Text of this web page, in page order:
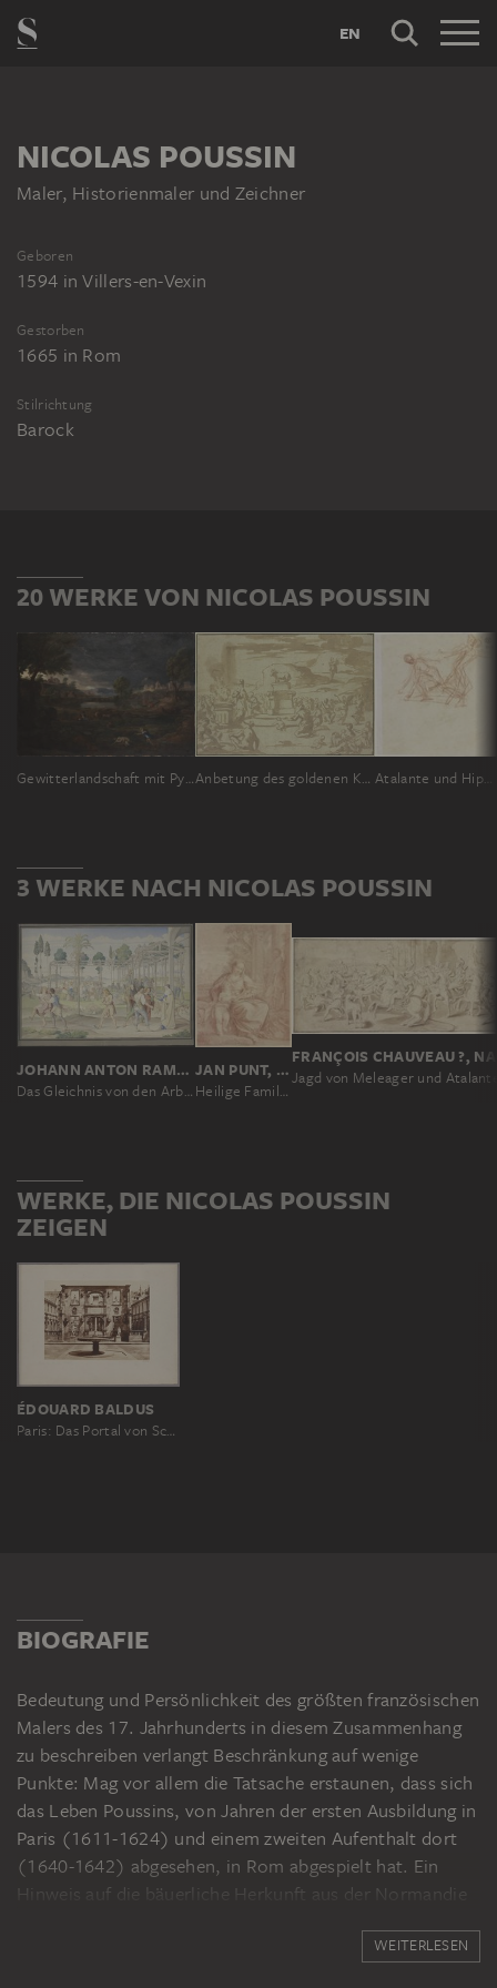
EN
NICOLAS POUSSIN
Maler, Historienmaler und Zeichner
Geboren
1594 inVillers-en-Vexin
Gestorben
1665 in Rom
Stilrichtung
Barock
20 WERKE VON NICOLAS POUSSIN
Gewitterlandschaft mit Pyramus und Thisbe Anbetung des goldenen Kalbes Atalante und Hippomenes
3 WERKE NACH NICOLAS POUSSIN
JOHANN ANTON RAMBOUX, NACH NICOLAS POUSSIN, NACH FRANCESCO PRIMATICCIO
Das Gleichnis von den Arbeitern im Weinberg, Primaticcios Garten des Vertumnus und Poussins Reich der Flora nachempfunden
JAN PUNT, NACH NICOLAS POUSSIN
Heilige Familie, Maria lehrt das Kind lesen
Jagd von Meleager und
WERKE, DIE NICOLAS POUSSIN
ZEIGEN
ÉDOUARD BALDUS
Paris: Das Portal von Schloß Gaillon im Hof der École des Beaux-Arts
BIOGRAFIE
Bedeutung und Persönlichkeit des größten französischen
Malers des 17. Jahrhunderts in diesem Zusammenhang
zu beschreiben verlangt Beschränkung auf wenige
Punkte: Mag vor allem die Tatsache erstaunen, dass sich
das Leben Poussins, von Jahren der ersten Ausbildung in
Paris (1611-1624) und einem zweiten Aufenthalt dort
(1640-1642) abgesehen, in Rom abgespielt hat. Ein
Hinweis auf die bäuerliche Herkunft aus der Normandie
er während seines Lebens immer wieder bewiesen hat.
WEITERLESEN